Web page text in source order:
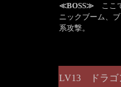
≪BOSS≫ ここ
ニックブーム、
系攻撃。
LV13 ドラゴ